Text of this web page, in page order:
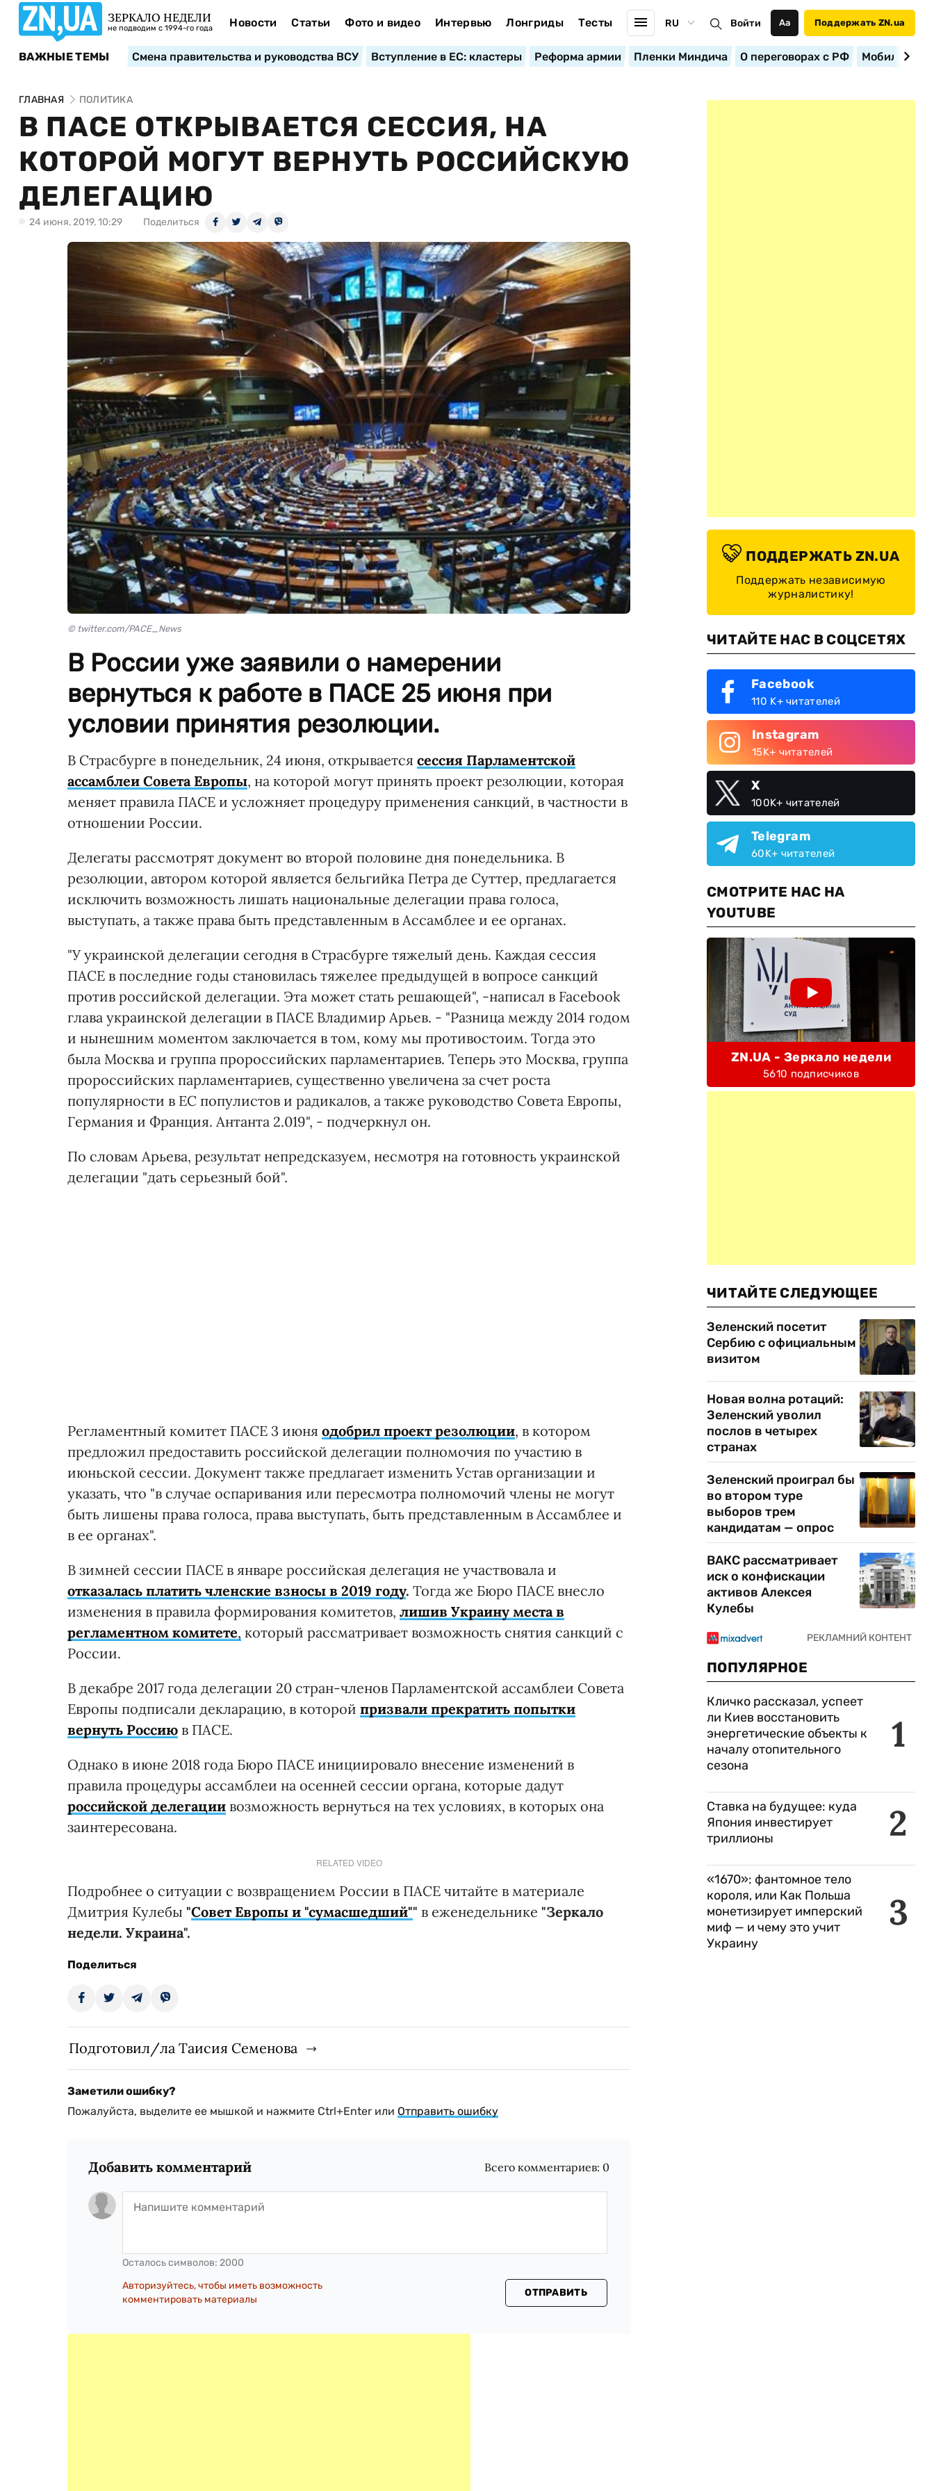
ЗЕРКАЛО НЕДЕЛИ
не подводим с 1994-го года Новости Статьи Фото и видео Интервью Лонгриды Тесты RU Войти Аа Поддержать ZN.ua
ВАЖНЫЕ ТЕМЫ Смена правительства и руководства ВСУ Вступление в ЕС: кластеры Реформа армии Пленки Миндича О переговорах с РФ
ГЛАВНАЯ ПОЛИТИКА
В ПАСЕ ОТКРЫВАЕТСЯ СЕССИЯ, НА
КОТОРОЙ МОГУТ ВЕРНУТЬ РОССИЙСКУЮ
ДЕЛЕГАЦИЮ
24 июня, 2019, 10:29 Поделиться
© twitter.com/PACE_News
В России уже заявили о намерении
вернуться к работе в ПАСЕ 25 июня при
условии принятия резолюции.
В Страсбурге в понедельник, 24 июня, открывается сессия Парламентской
ассамблеи Совета Европы, на которой могут принять проект резолюции, которая
меняет правила ПАСЕ и усложняет процедуру применения санкций, в частности в
отношении России.
Делегаты рассмотрят документ во второй половине дня понедельника. В
резолюции, автором которой является бельгийка Петра де Суттер, предлагается
исключить возможность лишать национальные делегации права голоса,
выступать, а также права быть представленным в Ассамблее и ее органах.
"У украинской делегации сегодня в Страсбурге тяжелый день. Каждая сессия
ПАСЕ в последние годы становилась тяжелее предыдущей в вопросе санкций
против российской делегации. Эта может стать решающей", -написал в Facebook
глава украинской делегации в ПАСЕ Владимир Арьев. - "Разница между 2014 годом
и нынешним моментом заключается в том, кому мы противостоим. Тогда это
была Москва и группа пророссийских парламентариев. Теперь это Москва, группа
пророссийских парламентариев, существенно увеличена за счет роста
популярности в ЕС популистов и радикалов, а также руководство Совета Европы,
Германия и Франция. Антанта 2.019", - подчеркнул он.
По словам Арьева, результат непредсказуем, несмотря на готовность украинской
делегации "дать серьезный бой".
Регламентный комитет ПАСЕ 3 июня одобрил проект резолюции, в котором
предложил предоставить российской делегации полномочия по участию в
июньской сессии. Документ также предлагает изменить Устав организации и
указать, что "в случае оспаривания или пересмотра полномочий члены не могут
быть лишены права голоса, права выступать, быть представленным в Ассамблее и
в ее органах".
В зимней сессии ПАСЕ в январе российская делегация не участвовала и
отказалась платить членские взносы в 2019 году. Тогда же Бюро ПАСЕ внесло
изменения в правила формирования комитетов, лишив Украину места в
регламентном комитете, который рассматривает возможность снятия санкций с
России.
В декабре 2017 года делегации 20 стран-членов Парламентской ассамблеи Совета
Европы подписали декларацию, в которой призвали прекратить попытки
вернуть Россию в ПАСЕ.
Однако в июне 2018 года Бюро ПАСЕ инициировало внесение изменений в
правила процедуры ассамблеи на осенней сессии органа, которые дадут
российской делегации возможность вернуться на тех условиях, в которых она
заинтересована.
RELATED VIDEO
Подробнее о ситуации с возвращением России в ПАСЕ читайте в материале
Дмитрия Кулебы "Совет Европы и "сумасшедший"" в еженедельнике "Зеркало
недели. Украина".
Поделиться
Подготовил/ла Таисия Семенова
Заметили ошибку?
Пожалуйста, выделите ее мышкой и нажмите Ctrl+Enter или Отправить ошибку
Добавить комментарий Всего комментариев: 0
Осталось символов: 2000
Авторизуйтесь, чтобы иметь возможность
комментировать материалы
ОТПРАВИТЬ
ПОДДЕРЖАТЬ ZN.UA
Поддержать независимую
журналистику!
ЧИТАЙТЕ НАС В СОЦСЕТЯХ
Facebook
110 K+ читателей
Instagram
15K+ читателей
X
100K+ читателей
Telegram
60K+ читателей
СМОТРИТЕ НАС НА
YOUTUBE
ZN.UA - Зеркало недели
5610 подписчиков
ЧИТАЙТЕ СЛЕДУЮЩЕЕ
Зеленский посетит
Сербию с официальным
визитом
Новая волна ротаций:
Зеленский уволил
послов в четырех
странах
Зеленский проиграл бы
во втором туре
выборов трем
кандидатам — опрос
ВАКС рассматривает
иск о конфискации
активов Алексея
Кулебы
ПОПУЛЯРНОЕ
1
Кличко рассказал, успеет
ли Киев восстановить
энергетические объекты к
началу отопительного
сезона
2
Ставка на будущее: куда
Япония инвестирует
триллионы
3
«1670»: фантомное тело
короля, или Как Польша
монетизирует имперский
миф — и чему это учит
Украину